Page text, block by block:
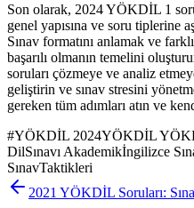
Son olarak, 2024 YÖKDİL 1
genel yapısına ve soru tiplerine
Sınav formatını anlamak ve
başarılı olmanın temelini
soruları çözmeye ve analiz
geliştirin ve sınav stresini
gereken tüm adımları atın ve
#YÖKDİL 2024YÖKDİL
DilSınavı Akademikİngilizce
SınavTaktikleri
2021 YÖKDİL Soruları: